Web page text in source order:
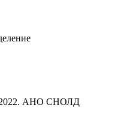
2022. АНО СНОЛД